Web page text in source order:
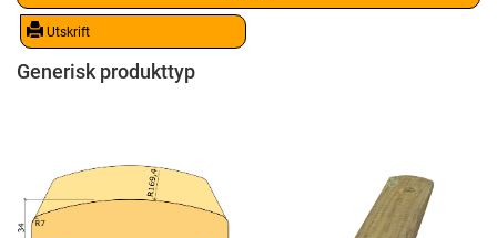
Utskrift
Generisk produkttyp